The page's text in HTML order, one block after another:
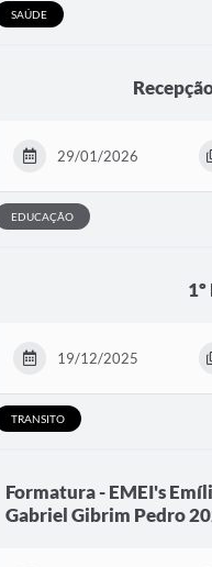
SAÚDE
29/01/2026
EDUCAÇÃO
19/12/2025
TRANSITO
Formatura - EMEI's
Gabriel Gibrim Pedro